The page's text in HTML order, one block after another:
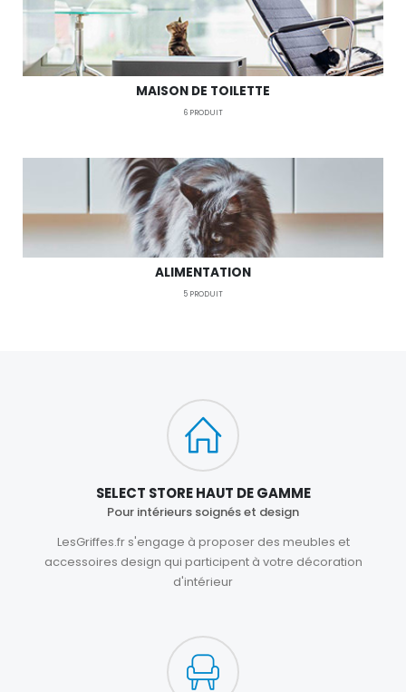
MAISON DE TOILETTE
6PRODUIT
ALIMENTATION
5 PRODUIT
SELECT STORE HAUT DE GAMME
Pour intérieurs soignés et design
LesGriffes.fr s'engage à proposer des meubles et
accessoires design qui participent à votre décoration
d'intérieur